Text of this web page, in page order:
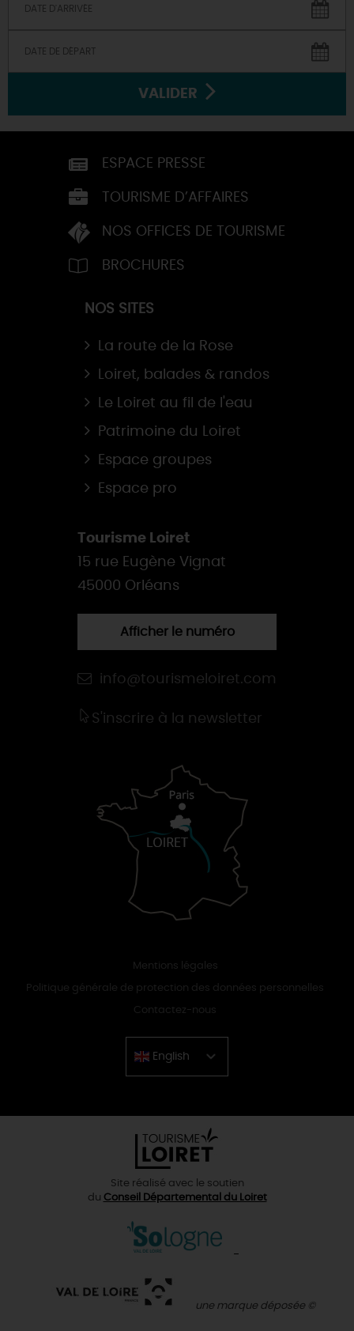
VALIDER
ESPACE PRESSE
TOURISME D’AFFAIRES
NOS OFFICES DE TOURISME
BROCHURES
NOS SITES
La route de la Rose
Loiret, balades & randos
Le Loiret au fil de l'eau
Patrimoine du Loiret
Espace groupes
Espace pro
Tourisme Loiret
15 rue Eugène Vignat
45000 Orléans
Afficher le numéro
info@tourismeloiret.com
S'inscrire à la newsletter
Mentions légales
Politique générale de protection des données personnelles
Contactez-nous
English
Chinese
Site réalisé avec le soutien
du Conseil Départemental du Loiret
une marque déposée ©